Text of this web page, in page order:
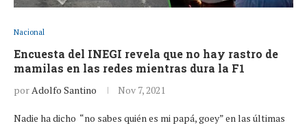
Nacional
Encuesta del INEGI revela que no hay rastro de
mamilas en las redes mientras dura la F1
porAdolfo Santino Nov 7, 2021
Nadie ha dicho “no sabes quién es mi papá, goey” en las últimas